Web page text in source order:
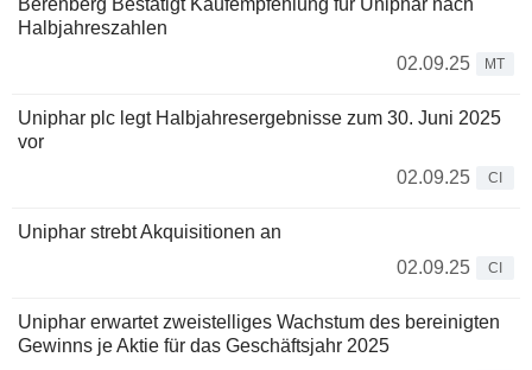
Berenberg Bestätigt Kaufempfehlung für Uniphar nach
Halbjahreszahlen
02.09.25
MT
Uniphar plc legt Halbjahresergebnisse zum 30. Juni 2025
vor
02.09.25
CI
Uniphar strebt Akquisitionen an
02.09.25
CI
Uniphar erwartet zweistelliges Wachstum des bereinigten
Gewinns je Aktie für das Geschäftsjahr 2025